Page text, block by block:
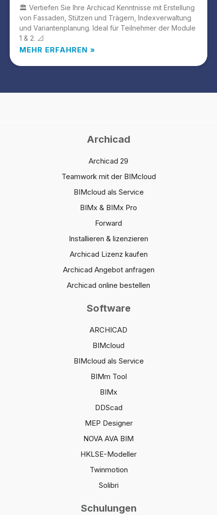
🏛️ Vertiefen Sie Ihre Archicad Kenntnisse mit Erstellung
von Fassaden, Stützen und Trägern, Indexverwaltung
und Variantenplanung. Ideal für Teilnehmer der Module
1 & 2. 📐
MEHR ERFAHREN »
Archicad
Archicad 29
Teamwork mit der BIMcloud
BIMcloud als Service
BIMx & BIMx Pro
Forward
Installieren & lizenzieren
Archicad Lizenz kaufen
Archicad Angebot anfragen
Archicad online bestellen
Software
ARCHICAD
BIMcloud
BIMcloud als Service
BIMm Tool
BIMx
DDScad
MEP Designer
NOVA AVA BIM
HKLSE-Modeller
Twinmotion
Solibri
Schulungen